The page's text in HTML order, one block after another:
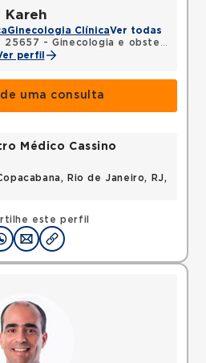
Kareh
Ginecologia ClínicaVer todas
25657 - Ginecologia e obstetrícia
perfil
uma consulta
este perfil
Médico Cassino
Rio de Janeiro, RJ,